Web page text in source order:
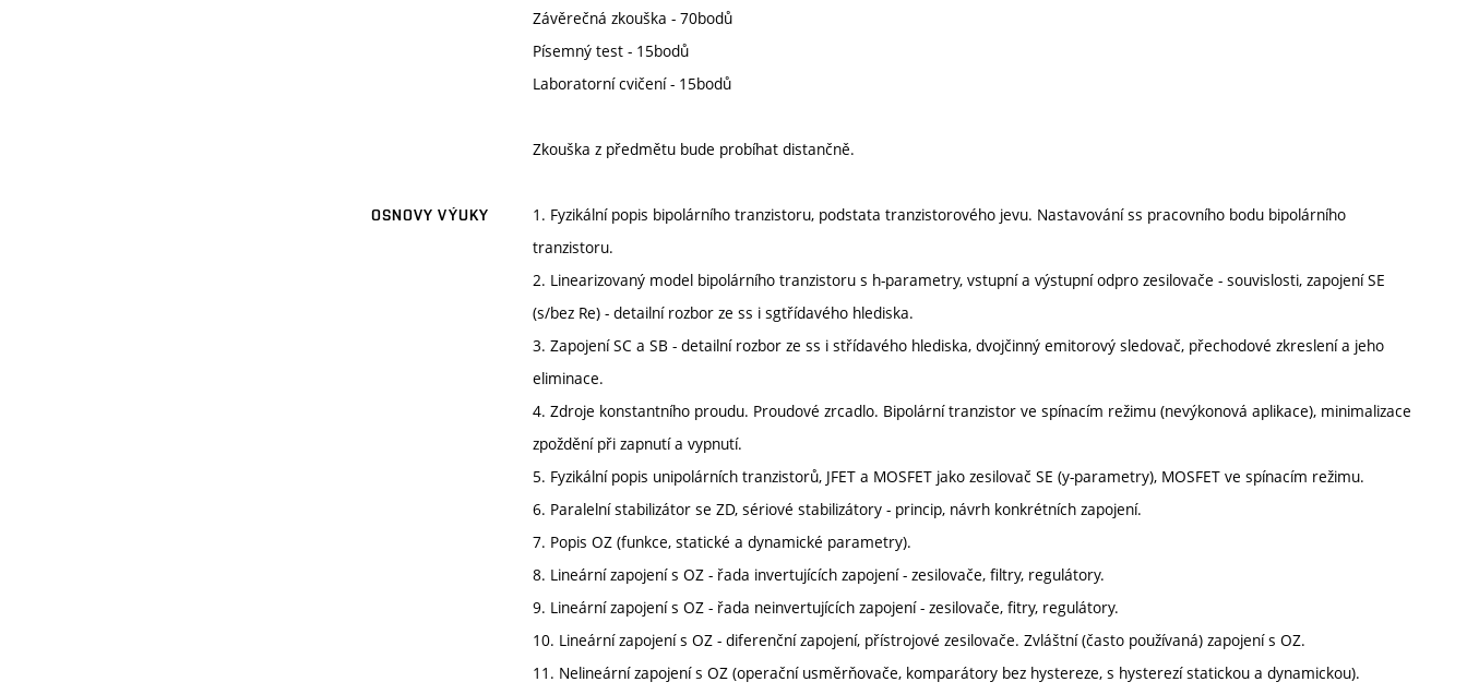
Závěrečná zkouška - 70bodů
Písemný test - 15bodů
Laboratorní cvičení - 15bodů
Zkouška z předmětu bude probíhat distančně.
OSNOVY VÝUKY
1. Fyzikální popis bipolárního tranzistoru, podstata tranzistorového jevu. Nastavování ss pracovního bodu bipolárního
tranzistoru.
2. Linearizovaný model bipolárního tranzistoru s h-parametry, vstupní a výstupní odpro zesilovače - souvislosti, zapojení SE
(s/bez Re) - detailní rozbor ze ss i sgtřídavého hlediska.
3. Zapojení SC a SB - detailní rozbor ze ss i střídavého hlediska, dvojčinný emitorový sledovač, přechodové zkreslení a jeho
eliminace.
4. Zdroje konstantního proudu. Proudové zrcadlo. Bipolární tranzistor ve spínacím režimu (nevýkonová aplikace), minimalizace
zpoždění při zapnutí a vypnutí.
5. Fyzikální popis unipolárních tranzistorů, JFET a MOSFET jako zesilovač SE (y-parametry), MOSFET ve spínacím režimu.
6. Paralelní stabilizátor se ZD, sériové stabilizátory - princip, návrh konkrétních zapojení.
7. Popis OZ (funkce, statické a dynamické parametry).
8. Lineární zapojení s OZ - řada invertujících zapojení - zesilovače, filtry, regulátory.
9. Lineární zapojení s OZ - řada neinvertujících zapojení - zesilovače, fitry, regulátory.
10. Lineární zapojení s OZ - diferenční zapojení, přístrojové zesilovače. Zvláštní (často používaná) zapojení s OZ.
11. Nelineární zapojení s OZ (operační usměrňovače, komparátory bez hystereze, s hysterezí statickou a dynamickou).